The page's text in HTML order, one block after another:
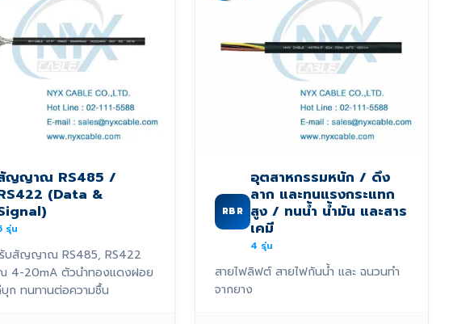
ญญาณ RS485 /
(Data &
รุ่น
บสัญญาณ RS485, RS422
20mA ตัวนำทองแดงฝอย
ก ทนทานต่อความชื้น
RBR
อุตสาหกรรมหนัก / ดึง
ลาก และทนแรงกระแทก
สูง / ทนน้ำ น้ำมัน และสาร
เคมี
4 รุ่น
สายไฟลิฟต์ สายไฟกันน้ำ และ ฉนวนทำ
จากยาง